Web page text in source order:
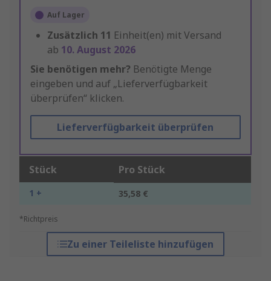
Auf Lager
Zusätzlich 11 Einheit(en) mit Versand
ab 10. August 2026
Sie benötigen mehr? Benötigte Menge
eingeben und auf „Lieferverfügbarkeit
überprüfen“ klicken.
Lieferverfügbarkeit überprüfen
Stück Pro Stück
1 + 35,58 €
*Richtpreis
Zu einer Teileliste hinzufügen